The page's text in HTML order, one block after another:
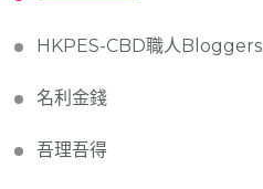
HKPES-CBD職人Bloggers
名利金錢
吾理吾得